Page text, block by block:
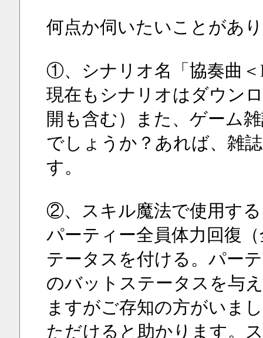
何点か伺いたいことがあ
①、シナリオ名「協奏曲＜
現在もシナリオはダウン
開も含む）また、ゲーム
でしょうか？あれば、雑
す。
②、スキル魔法で使用す
パーティー全員体力回復
テータスを付ける。パー
のバットステータスを与
ますがご存知の方がいま
ただけると助かります。